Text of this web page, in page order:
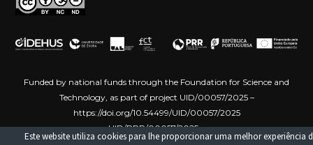
Este website utiliza cookies para lhe proporcionar uma melhor experiência
Funded by national funds through the Foundation for Science and
Technology, as part of project UID/00057/2025 –
https://doi.org/10.54499/UID/00057/2025
UID/PRR/00057/2025 –